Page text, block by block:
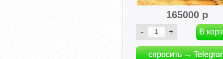
165000 р
спросить →